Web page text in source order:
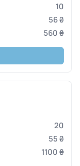
10
56 ₴
560 ₴
20
55 ₴
1100 ₴